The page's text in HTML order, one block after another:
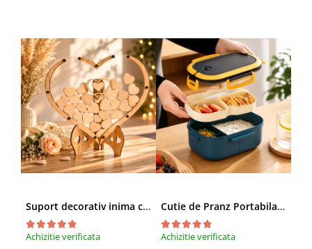
Suport decorativ inima cu mesaje, Cadou cu suflet
Achizitie verificata
Cutie de Pranz Portabila cu Compartimente
Achizitie verificata